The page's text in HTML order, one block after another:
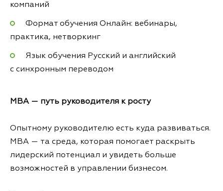
компаний
Формат обучения Онлайн: вебинары,
практика, нетворкинг
Язык обучения Русский и англи­йский
с синхрон­ным переводом
MBA — путь руководителя к росту
Опытному руководителю есть куда развиваться.
MBA — та среда, которая помогает раскрыть
лидерский потенциал и увидеть больше
возможностей в управлении бизнесом.